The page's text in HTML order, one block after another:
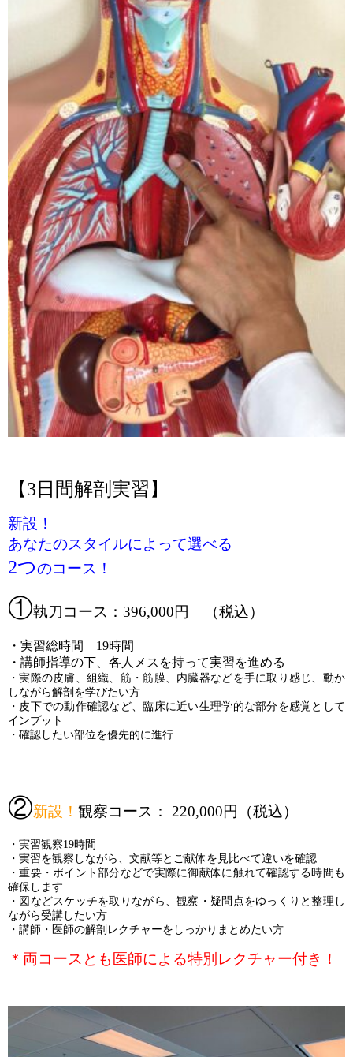
【3日間解剖実習】
新設！
あなたのスタイルによって選べる
2つのコース！
①執刀コース：396,000円 （税込）
・実習総時間 19時間
・講師指導の下、各人メスを持って実習を進める
・実際の皮膚、組織、筋・筋膜、内臓器などを手に取り感じ、動か
しながら解剖を学びたい方
・皮下での動作確認など、臨床に近い生理学的な部分を感覚として
インプット
・確認したい部位を優先的に進行
②新設！ 観察コース： 220,000円（税込）
・実習観察19時間
・実習を観察しながら、文献等とご献体を見比べて違いを確認
・重要・ポイント部分などで実際に御献体に触れて確認する時間も
確保します
・図などスケッチを取りながら、観察・疑問点をゆっくりと整理し
ながら受講したい方
・講師・医師の解剖レクチャーをしっかりまとめたい方
＊両コースとも医師による特別レクチャー付き！